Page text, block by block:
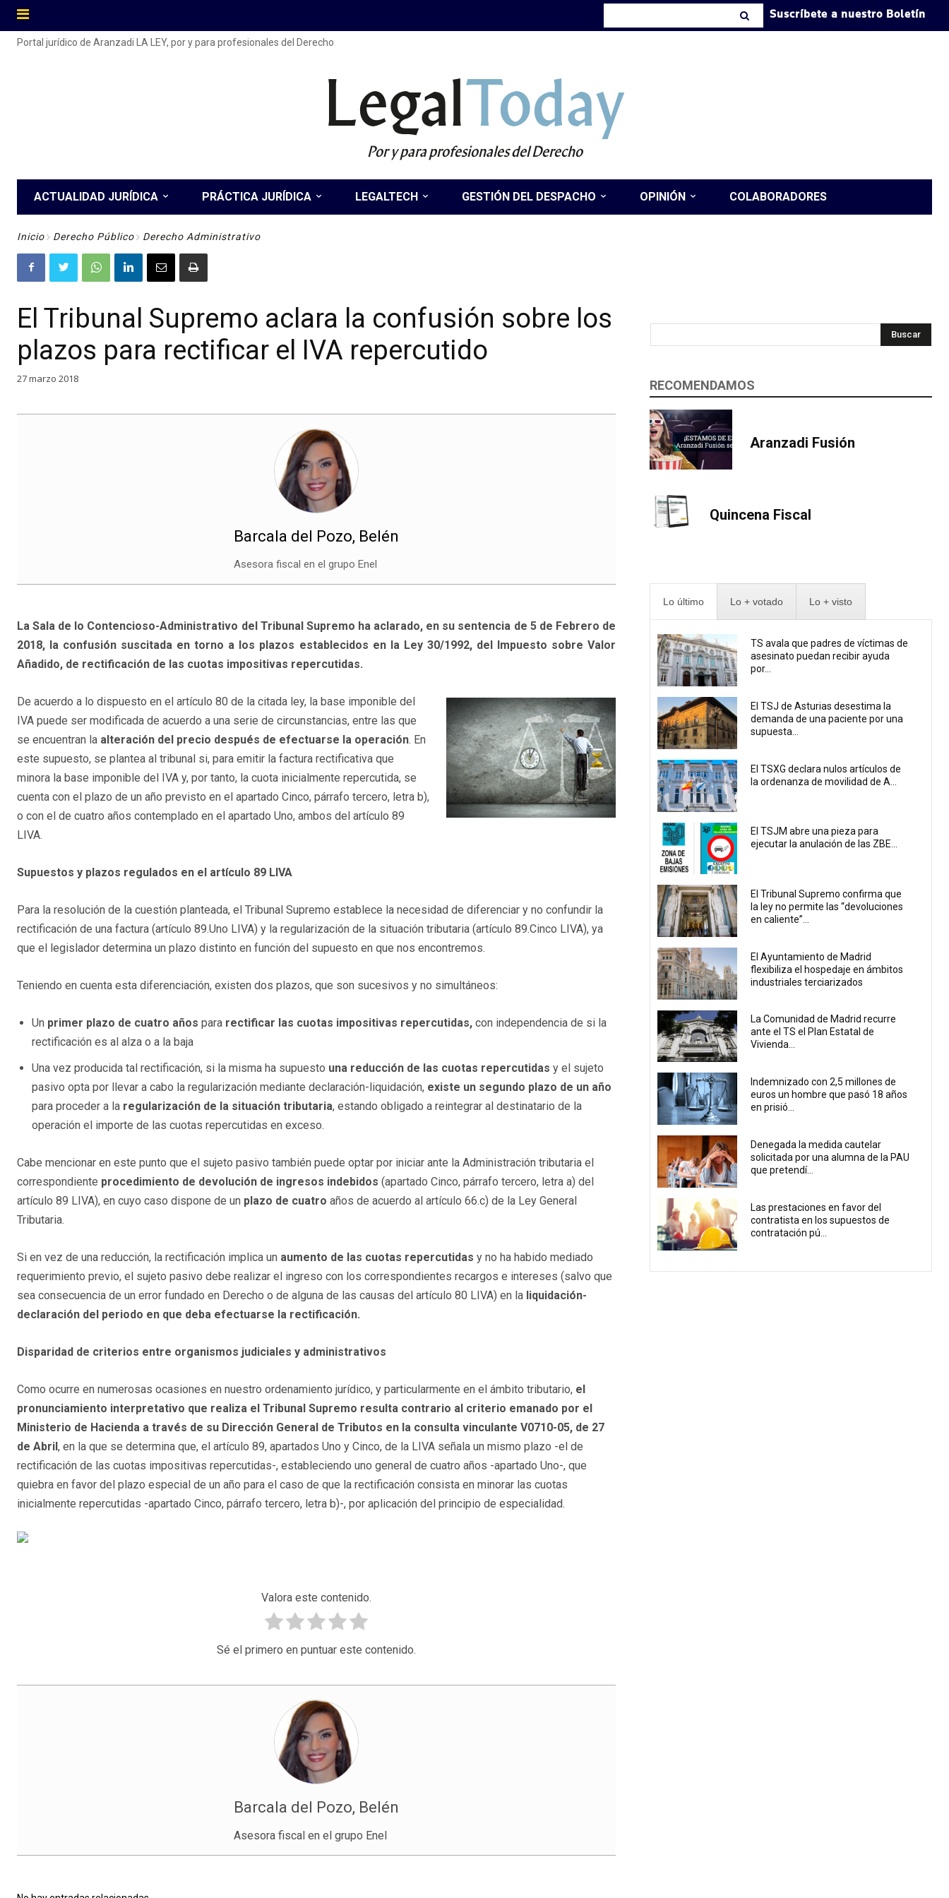
Suscríbete a nuestro Boletín
Portal jurídico de Aranzadi LA LEY, por y para profesionales del Derecho
LegalToday
Por y para profesionales del Derecho
ACTUALIDAD JURÍDICA PRÁCTICA JURÍDICA LEGALTECH GESTIÓN DEL DESPACHO OPINIÓN COLABORADORES
Inicio Derecho Público Derecho Administrativo
El Tribunal Supremo aclara la confusión sobre los
plazos para rectificar el IVA repercutido
27 marzo 2018
Barcala del Pozo, Belén
Asesora fiscal en el grupo Enel
La Sala de lo Contencioso-Administrativo del Tribunal Supremo ha aclarado, en su sentencia de 5 de Febrero de
2018, la confusión suscitada en torno a los plazos establecidos en la Ley 30/1992, del Impuesto sobre Valor
Añadido, de rectificación de las cuotas impositivas repercutidas.
De acuerdo a lo dispuesto en el artículo 80 de la citada ley, la base imponible del
IVA puede ser modificada de acuerdo a una serie de circunstancias, entre las que
se encuentran la alteración del precio después de efectuarse la operación. En
este supuesto, se plantea al tribunal si, para emitir la factura rectificativa que
minora la base imponible del IVA y, por tanto, la cuota inicialmente repercutida, se
cuenta con el plazo de un año previsto en el apartado Cinco, párrafo tercero, letra b),
o con el de cuatro años contemplado en el apartado Uno, ambos del artículo 89
LIVA.
Supuestos y plazos regulados en el artículo 89 LIVA
Para la resolución de la cuestión planteada, el Tribunal Supremo establece la necesidad de diferenciar y no confundir la
rectificación de una factura (artículo 89.Uno LIVA) y la regularización de la situación tributaria (artículo 89.Cinco LIVA), ya
que el legislador determina un plazo distinto en función del supuesto en que nos encontremos.
Teniendo en cuenta esta diferenciación, existen dos plazos, que son sucesivos y no simultáneos:
Un primer plazo de cuatro años para rectificar las cuotas impositivas repercutidas, con independencia de si la
rectificación es al alza o a la baja
Una vez producida tal rectificación, si la misma ha supuesto una reducción de las cuotas repercutidas y el sujeto
pasivo opta por llevar a cabo la regularización mediante declaración-liquidación, existe un segundo plazo de un año
para proceder a la regularización de la situación tributaria, estando obligado a reintegrar al destinatario de la
operación el importe de las cuotas repercutidas en exceso.
Cabe mencionar en este punto que el sujeto pasivo también puede optar por iniciar ante la Administración tributaria el
correspondiente procedimiento de devolución de ingresos indebidos (apartado Cinco, párrafo tercero, letra a) del
artículo 89 LIVA), en cuyo caso dispone de un plazo de cuatro años de acuerdo al artículo 66.c) de la Ley General
Tributaria.
Si en vez de una reducción, la rectificación implica un aumento de las cuotas repercutidas y no ha habido mediado
requerimiento previo, el sujeto pasivo debe realizar el ingreso con los correspondientes recargos e intereses (salvo que
sea consecuencia de un error fundado en Derecho o de alguna de las causas del artículo 80 LIVA) en la liquidación-
declaración del periodo en que deba efectuarse la rectificación.
Disparidad de criterios entre organismos judiciales y administrativos
Como ocurre en numerosas ocasiones en nuestro ordenamiento jurídico, y particularmente en el ámbito tributario, el
pronunciamiento interpretativo que realiza el Tribunal Supremo resulta contrario al criterio emanado por el
Ministerio de Hacienda a través de su Dirección General de Tributos en la consulta vinculante V0710-05, de 27
de Abril , en la que se determina que, el artículo 89, apartados Uno y Cinco, de la LIVA señala un mismo plazo -el de
rectificación de las cuotas impositivas repercutidas-, estableciendo uno general de cuatro años -apartado Uno-, que
quiebra en favor del plazo especial de un año para el caso de que la rectificación consista en minorar las cuotas
inicialmente repercutidas -apartado Cinco, párrafo tercero, letra b)-, por aplicación del principio de especialidad.
Valora este contenido.
Sé el primero en puntuar este contenido.
Barcala del Pozo, Belén
Asesora fiscal en el grupo Enel
Buscar
RECOMENDAMOS
Aranzadi Fusión
Quincena Fiscal
Lo último Lo + votado Lo + visto
TS avala que padres de víctimas de
asesinato puedan recibir ayuda
por...
El TSJ de Asturias desestima la
demanda de una paciente por una
supuesta...
El TSXG declara nulos artículos de
la ordenanza de movilidad de A...
El TSJM abre una pieza para
ejecutar la anulación de las ZBE...
El Tribunal Supremo confirma que
la ley no permite las “devoluciones
en caliente”...
El Ayuntamiento de Madrid
flexibiliza el hospedaje en ámbitos
industriales terciarizados
La Comunidad de Madrid recurre
ante el TS el Plan Estatal de
Vivienda...
Indemnizado con 2,5 millones de
euros un hombre que pasó 18 años
en prisió...
Denegada la medida cautelar
solicitada por una alumna de la PAU
que pretendí...
Las prestaciones en favor del
contratista en los supuestos de
contratación pú...